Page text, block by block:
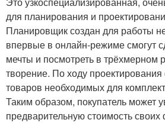
для планирования и
Планировщик создан для работы
впервые в онлайн-режиме смогут
мечты и посмотреть в трёхмерном
творение. По ходу проектирования
товаров необходимых для
Таким образом, покупатель может
предварительную стоимость своих